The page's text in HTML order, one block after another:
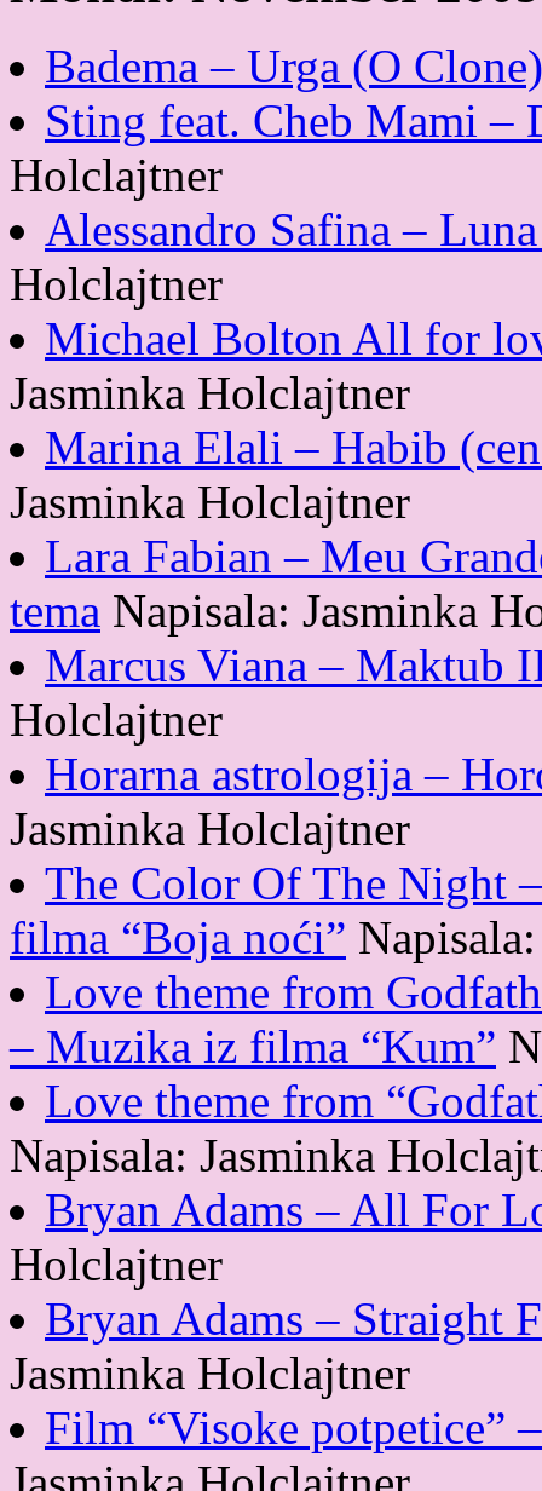
Badema – Urga (O Clone)
Sting feat. Cheb Mami –
Holclajtner
Alessandro Safina –
Holclajtner
Michael Bolton All for
Jasminka Holclajtner
Marina Elali – Habib
Jasminka Holclajtner
Lara Fabian – Meu
tema Napisala: Jasminka
Marcus Viana – Maktub
Holclajtner
Horarna astrologija –
Jasminka Holclajtner
The Color Of The Night
filma “Boja noći”
Love theme from
– Muzika iz filma “Kum”
Love theme from
Napisala: Jasminka
Bryan Adams – All For
Holclajtner
Bryan Adams – Straight
Jasminka Holclajtner
Film “Visoke potpetice”